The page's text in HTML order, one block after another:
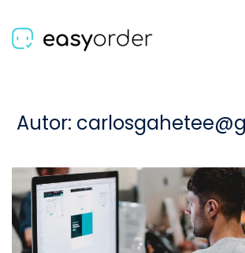
Skip to main content
Autor: